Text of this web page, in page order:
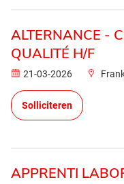
ALTERNANCE -
QUALITÉ H/F
21-03-2026
Solliciteren
APPRENTI